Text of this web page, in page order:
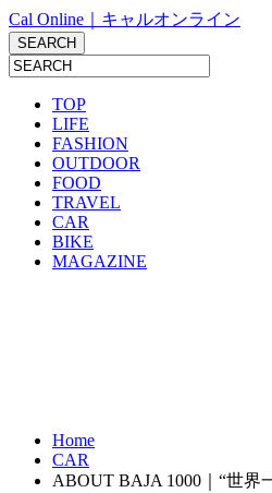
Cal Online｜キャルオンライン
TOP
LIFE
FASHION
OUTDOOR
FOOD
TRAVEL
CAR
BIKE
MAGAZINE
Home
CAR
ABOUT BAJA 1000｜“世界